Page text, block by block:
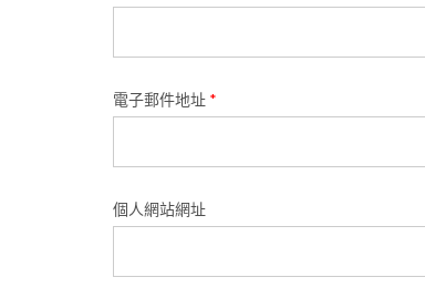
電子郵件地址 *
個人網站網址